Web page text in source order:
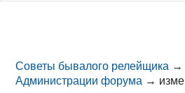
Советы бывалого релейщика →
Администрации форума →